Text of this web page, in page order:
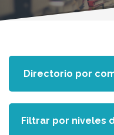
Filtrar por niveles